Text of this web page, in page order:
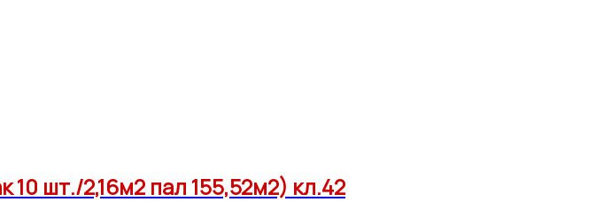
шт./2,16м2 пал 155,52м2) кл.42